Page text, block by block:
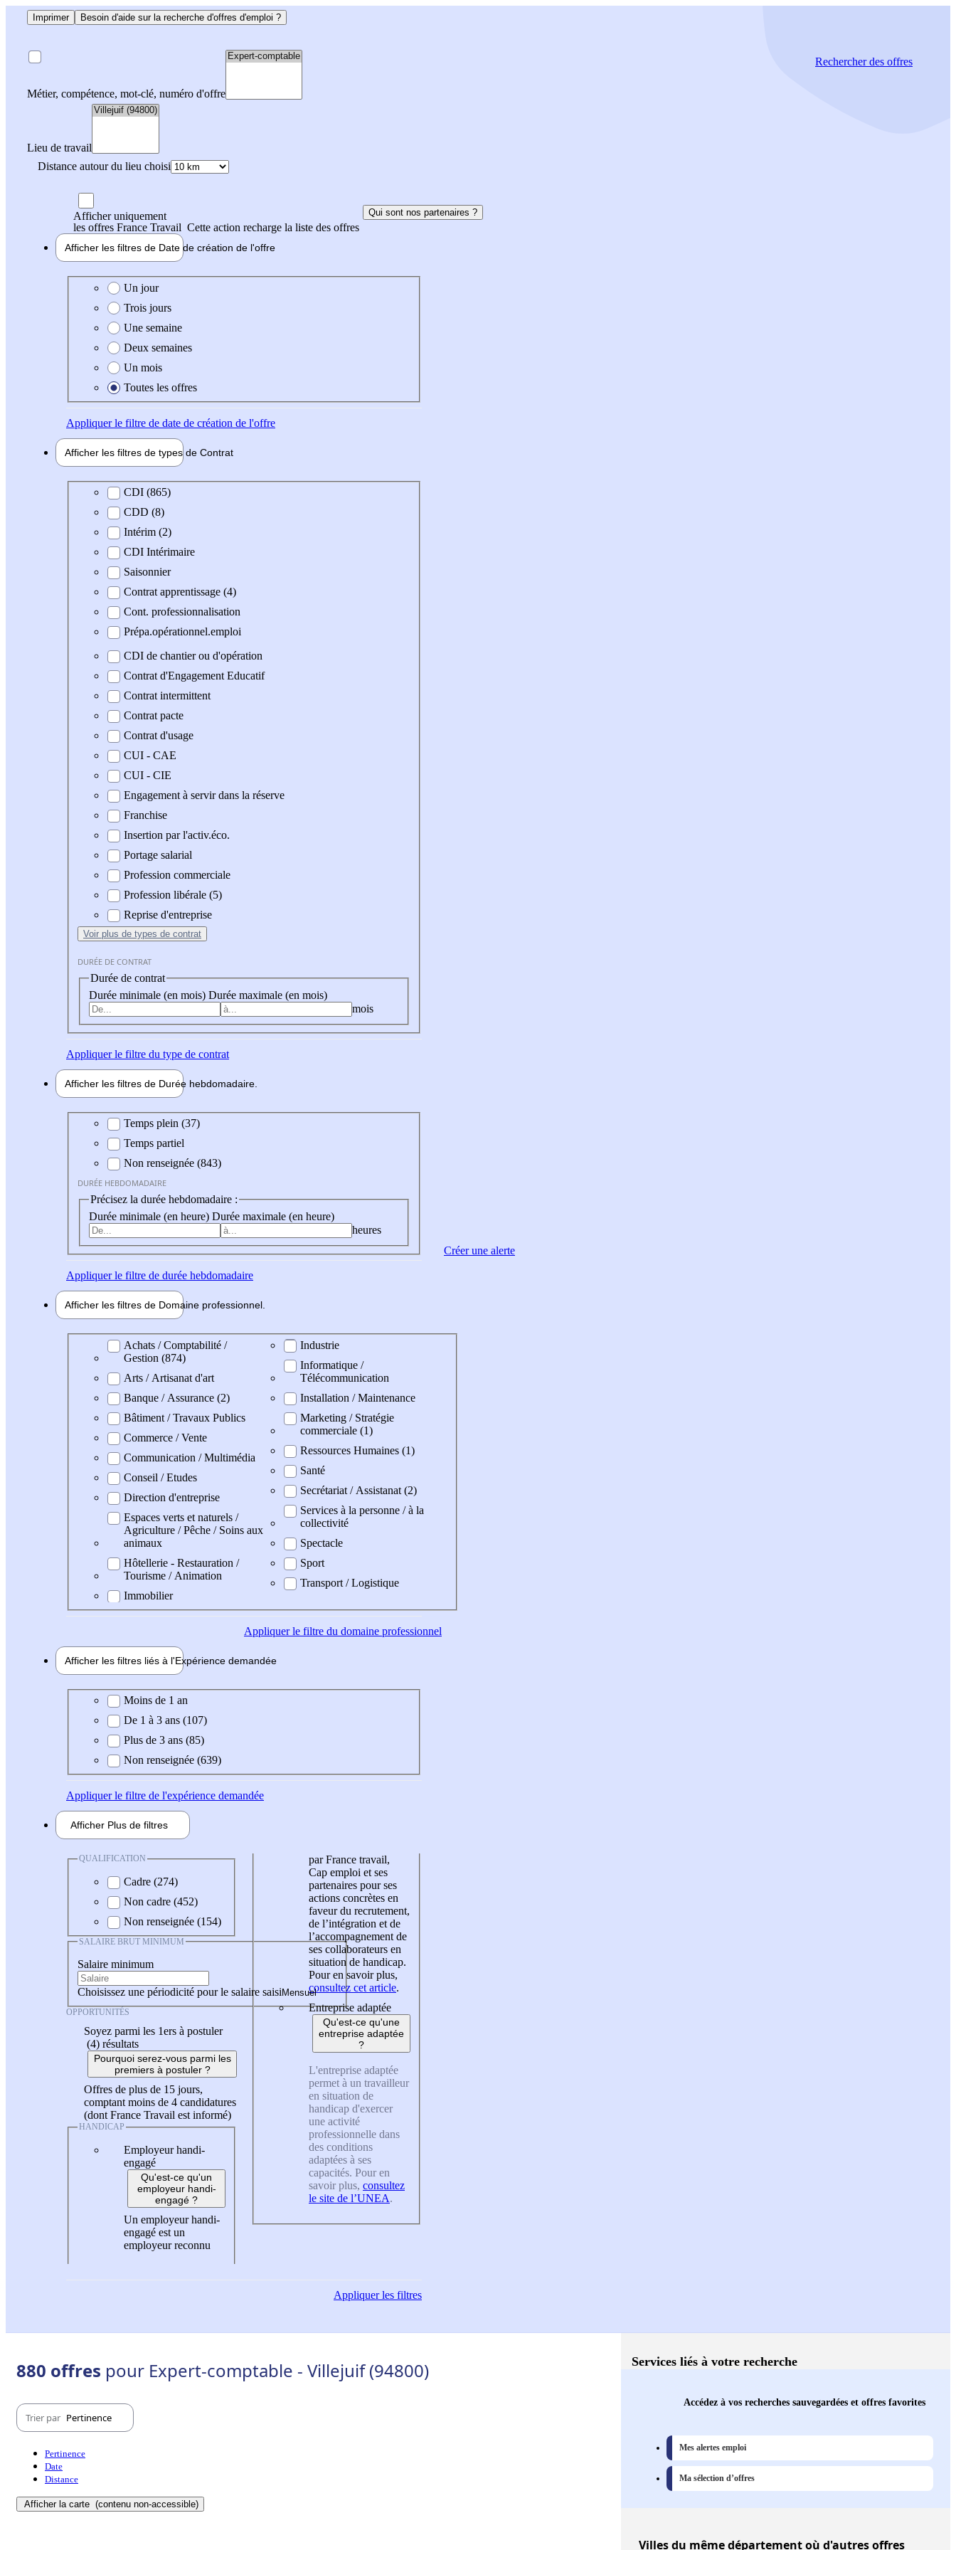
Imprimer Besoin d'aide sur la recherche d'offres d'emploi ?
Métier, compétence, mot-clé, numéro d'offre
Lieu de travail
Distance autour du lieu choisi
Rechercherdes offres
Afficher uniquement
les offres France Travail Cette action recharge la liste des offres
Qui sont nos partenaires ?
Afficher les filtres de Date de création de l'offre
Date de création de l'offre
Un jour
Trois jours
Une semaine
Deux semaines
Un mois
Toutes les offres
Appliquerle filtre de date de création de l'offre
Afficher les filtres de types de Contrat
Type de contratCDI (865)
CDD (8)
Intérim (2)
CDI Intérimaire
Saisonnier
Contrat apprentissage (4)
Cont. professionnalisation
Prépa.opérationnel.emploi
CDI de chantier ou d'opération
Contrat d'Engagement Educatif
Contrat intermittent
Contrat pacte
Contrat d'usage
CUI - CAE
CUI - CIE
Engagement à servir dans la réserve
Franchise
Insertion par l'activ.éco.
Portage salarial
Profession commerciale
Profession libérale (5)
Reprise d'entreprise
Voir plus de types de contrat
DURÉE DE CONTRAT
Durée de contrat
Durée minimale (en mois) Durée maximale (en mois)
mois
Appliquerle filtre du type de contrat
Afficher les filtres de Durée hebdomadaire
Durée hebdomadaire
Temps plein (37)
Temps partiel
Non renseignée (843)
DURÉE HEBDOMADAIRE
Précisez la durée hebdomadaire :
Durée minimale (en heure) Durée maximale (en heure)
heures
Appliquerle filtre de durée hebdomadaire
Afficher les filtres de Domaine professionnel
Domaine professionel
Achats / Comptabilité /
Gestion (874)
Arts / Artisanat d'art
Banque / Assurance (2)
Bâtiment / Travaux Publics
Commerce / Vente
Communication / Multimédia
Conseil / Etudes
Direction d'entreprise
Espaces verts et naturels /
Agriculture / Pêche / Soins aux
animaux
Hôtellerie - Restauration /
Tourisme / Animation
Immobilier
Industrie
Informatique /
Télécommunication
Installation / Maintenance
Marketing / Stratégie
commerciale (1)
Ressources Humaines (1)
Santé
Secrétariat / Assistanat (2)
Services à la personne / à la
collectivité
Spectacle
Sport
Transport / Logistique
Appliquerle filtre du domaine professionnel
Afficher les filtres liés à l'Expérience demandée
Expérience demandée
Moins de 1 an
De 1 à 3 ans (107)
Plus de 3 ans (85)
Non renseignée (639)
Appliquerle filtre de l'expérience demandée
Afficher Plus de filtres
QUALIFICATION
Cadre (274)
Non cadre (452)
Non renseignée (154)
SALAIRE BRUT MINIMUM
Salaire minimum
Choisissez une périodicité pour le salaire saisi
OPPORTUNITÉS
Soyez parmi les 1ers à postuler
(4) résultats
Pourquoi serez-vous parmi les
premiers à postuler ?
Offres de plus de 15 jours,
comptant moins de 4 candidatures
(dont France Travail est informé)
HANDICAP
Employeur handi-
engagé
Qu'est-ce qu'un
employeur handi-
engagé ?
Un employeur handi-
engagé est un
employeur reconnu
par France travail,
Cap emploi et ses
partenaires pour ses
actions concrètes en
faveur du recrutement,
de l’intégration et de
l’accompagnement de
ses collaborateurs en
situation de handicap.
Pour en savoir plus,
consultez cet article.
Entreprise adaptée
Qu'est-ce qu'une
entreprise adaptée
?
L'entreprise adaptée
permet à un travailleur
en situation de
handicap d'exercer
une activité
professionnelle dans
des conditions
adaptées à ses
capacités. Pour en
savoir plus, consultez
le site de l’UNEA.
Appliquerles filtres
Créer une alerte
880 offres pour Expert-comptable - Villejuif (94800)
Trier par Pertinence
Pertinence
Date
Distance
Afficher la carte (contenu non-accessible)
Services liés à votre recherche
Accédez à vos recherches sauvegardées et offres favorites
Mes alertes emploi
Ma sélection d’offres
Villesdu même département où d'autres offres